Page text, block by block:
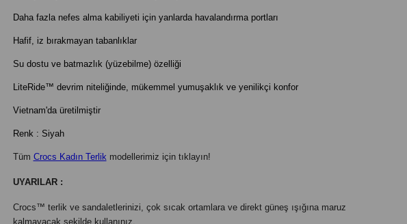
Daha fazla nefes alma kabiliyeti için yanlarda havalandırma portları
Hafif, iz bırakmayan tabanlıklar
Su dostu ve batmazlık (yüzebilme) özelliği
LiteRide™ devrim niteliğinde, mükemmel yumuşaklık ve yenilikçi konfor
Vietnam'da üretilmiştir
Renk : Siyah
Tüm Crocs Kadın Terlik modellerimiz için tıklayın!
UYARILAR :
Crocs™ terlik ve sandaletlerinizi, çok sıcak ortamlara ve direkt güneş ışığına maruz
kalmayacak şekilde kullanınız.